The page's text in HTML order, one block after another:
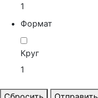
1
Формат
Круг
1